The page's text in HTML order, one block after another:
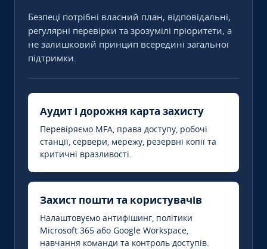
Безпеці потрібні власний план, відповідальні,
регулярні перевірки та зрозумілі пріоритети, а
не залишковий принцип всередині загальної
підтримки.
Аудит і дорожня карта захисту
Перевіряємо MFA, права доступу, робочі
станції, сервери, мережу, резервні копії та
критичні вразливості.
Захист пошти та користувачів
Налаштовуємо антифішинг, політики
Microsoft 365 або Google Workspace,
навчання команди та контроль доступів.